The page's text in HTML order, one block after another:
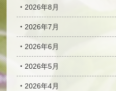
2026年8月
2026年7月
2026年6月
2026年5月
2026年4月